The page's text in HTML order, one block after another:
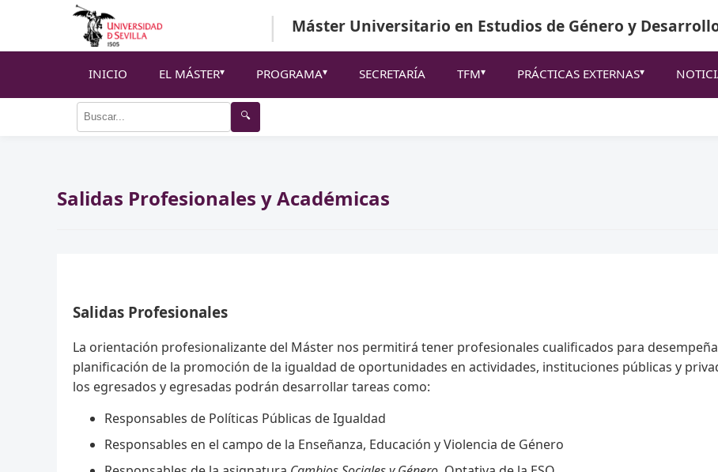
| Máster Universitario en Estudios de Género y
INICIO EL MÁSTER PROGRAMA SECRETARÍA TFM PRÁCTICAS EXTERNAS
🔍
Salidas Profesionales y Académicas
Salidas Profesionales
La orientación profesionalizante del Máster nos permitirá tener profesionales cualificados para
planificación de la promoción de la igualdad de oportunidades en actividades, instituciones públicas y
los egresados y egresadas podrán desarrollar tareas como:
Responsables de Políticas Públicas de Igualdad
Responsables en el campo de la Enseñanza, Educación y Violencia de Género